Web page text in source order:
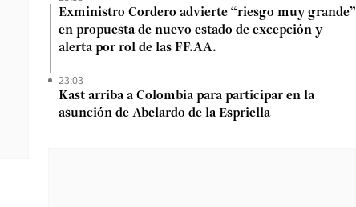
Exministro Cordero advierte “riesgo muy grande”
en propuesta de nuevo estado de excepción y
alerta por rol de las FF.AA.
23:03
Kast arriba a Colombia para participar en la
asunción de Abelardo de la Espriella